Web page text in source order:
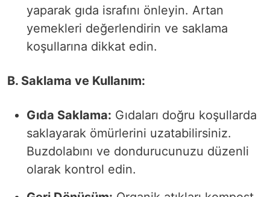
yaparak gıda israfını önleyin. Artan
yemekleri değerlendirin ve saklama
koşullarına dikkat edin.
B. Saklama ve Kullanım:
Gıda Saklama: Gıdaları doğru koşullarda
saklayarak ömürlerini uzatabilirsiniz.
Buzdolabını ve dondurucunuzu düzenli
olarak kontrol edin.